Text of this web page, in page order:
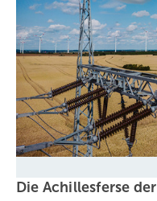
D ie A chillesferse der